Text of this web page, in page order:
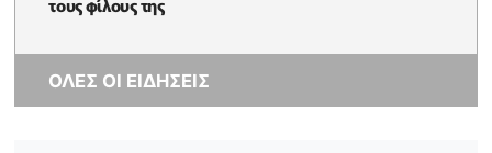
ΟΛΕΣ ΟΙ ΕΙΔΗΣΕΙΣ